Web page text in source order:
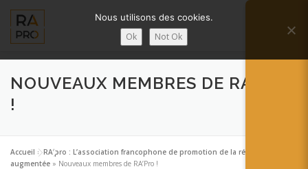
contenu
Menu
LA RÉALITÉ AUGMENTÉE ? RA’PRO
NOUVEAUX MEMBRES DE RA’PRO
!
Accueil »RA’pro : L’association francophone de promotion de la réalité
augmentée » Nouveaux membres de RA’Pro !
Nous utilisons des cookies.
Ok Not Ok